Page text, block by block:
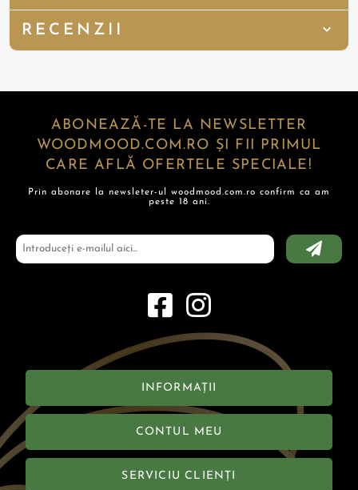
RECENZII
ABONEAZĂ-TE LA NEWSLETTER
WOODMOOD.COM.RO ȘI FII PRIMUL
CARE AFLĂ OFERTELE SPECIALE!
Prin abonare la newsleter-ul woodmood.com.ro confirm ca am
peste 18 ani.
INFORMAȚII
CONTUL MEU
SERVICIU CLIENȚI